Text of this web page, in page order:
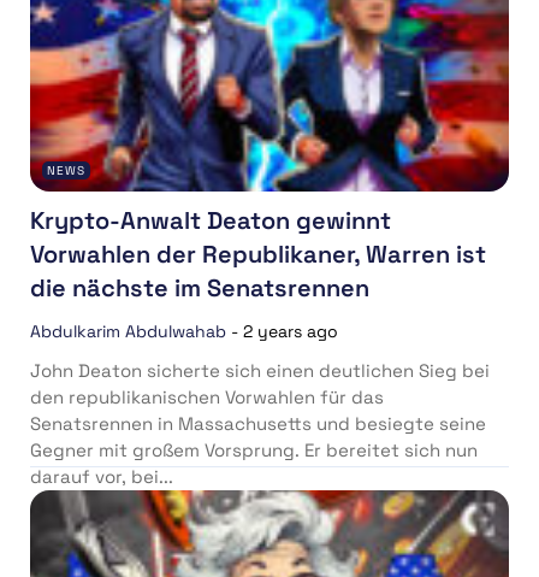
NEWS
Krypto-Anwalt Deaton gewinnt
Vorwahlen der Republikaner, Warren ist
die nächste im Senatsrennen
Abdulkarim Abdulwahab - 2 years ago
John Deaton sicherte sich einen deutlichen Sieg bei
den republikanischen Vorwahlen für das
Senatsrennen in Massachusetts und besiegte seine
Gegner mit großem Vorsprung. Er bereitet sich nun
darauf vor, bei...